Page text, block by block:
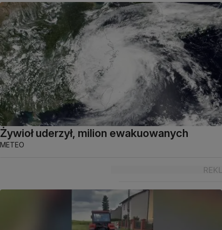
Żywioł uderzył, milion ewakuowanych
METEO